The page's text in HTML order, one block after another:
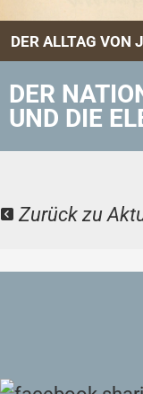
DER ALLTAG VON
DER
UND DIE
Zurück zu